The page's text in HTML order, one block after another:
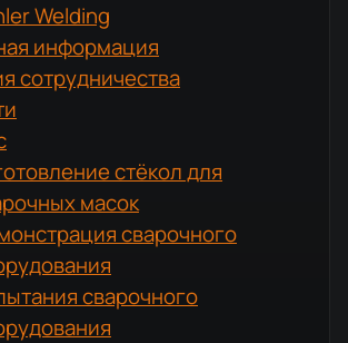
Welding
информация
сотрудничества
стёкол для
масок
сварочного
сварочного